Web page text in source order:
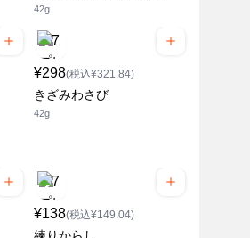
42g
¥298(税込¥321.84)
きざみわさび
42g
¥138(税込¥149.04)